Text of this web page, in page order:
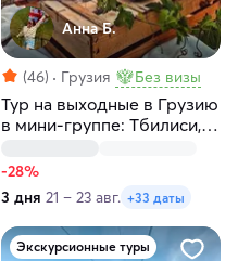
Анна Б.
(46) Грузия Без визы
Тур на выходные в Грузию
в мини-группе: Тбилиси,
-28%
3 дня 21 – 23 авг. +33 даты
Экскурсионные туры